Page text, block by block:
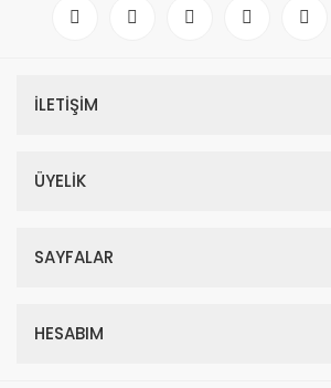
İLETİŞİM
ÜYELİK
SAYFALAR
HESABIM